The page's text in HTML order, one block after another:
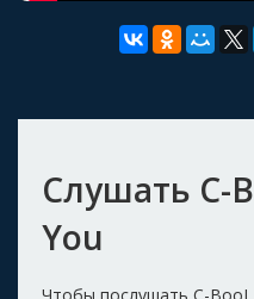
Слушать C-
You
Чтобы послушать C-